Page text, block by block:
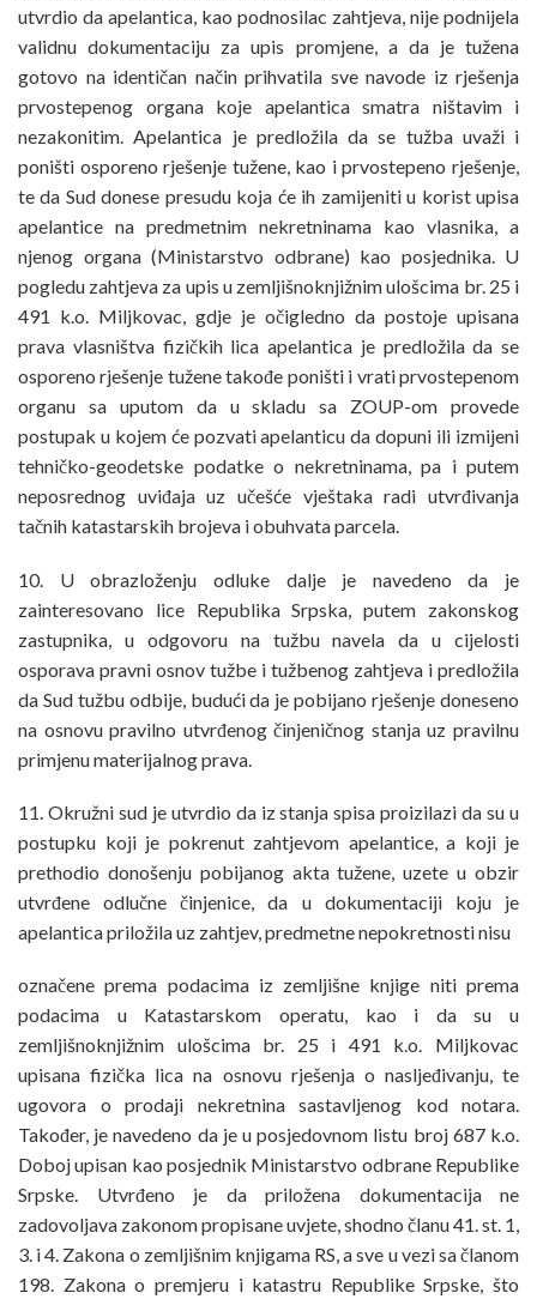
utvrdio da apelantica, kao podnosilac zahtjeva, nije podnijela
validnu dokumentaciju za upis promjene, a da je tužena
gotovo na identičan način prihvatila sve navode iz rješenja
prvostepenog organa koje apelantica smatra ništavim i
nezakonitim. Apelantica je predložila da se tužba uvaži i
poništi osporeno rješenje tužene, kao i prvostepeno rješenje,
te da Sud donese presudu koja će ih zamijeniti u korist upisa
apelantice na predmetnim nekretninama kao vlasnika, a
njenog organa (Ministarstvo odbrane) kao posjednika. U
pogledu zahtjeva za upis u zemljišnoknjižnim ulošcima br. 25 i
491 k.o. Miljkovac, gdje je očigledno da postoje upisana
prava vlasništva fizičkih lica apelantica je predložila da se
osporeno rješenje tužene takođe poništi i vrati prvostepenom
organu sa uputom da u skladu sa ZOUP-om provede
postupak u kojem će pozvati apelanticu da dopuni ili izmijeni
tehničko-geodetske podatke o nekretninama, pa i putem
neposrednog uviđaja uz učešće vještaka radi utvrđivanja
tačnih katastarskih brojeva i obuhvata parcela.
10. U obrazloženju odluke dalje je navedeno da je
zainteresovano lice Republika Srpska, putem zakonskog
zastupnika, u odgovoru na tužbu navela da u cijelosti
osporava pravni osnov tužbe i tužbenog zahtjeva i predložila
da Sud tužbu odbije, budući da je pobijano rješenje doneseno
na osnovu pravilno utvrđenog činjeničnog stanja uz pravilnu
primjenu materijalnog prava.
11. Okružni sud je utvrdio da iz stanja spisa proizilazi da su u
postupku koji je pokrenut zahtjevom apelantice, a koji je
prethodio donošenju pobijanog akta tužene, uzete u obzir
utvrđene odlučne činjenice, da u dokumentaciji koju je
apelantica priložila uz zahtjev, predmetne nepokretnosti nisu
označene prema podacima iz zemljišne knjige niti prema
podacima u Katastarskom operatu, kao i da su u
zemljišnoknjižnim ulošcima br. 25 i 491 k.o. Miljkovac
upisana fizička lica na osnovu rješenja o nasljeđivanju, te
ugovora o prodaji nekretnina sastavljenog kod notara.
Također, je navedeno da je u posjedovnom listu broj 687 k.o.
Doboj upisan kao posjednik Ministarstvo odbrane Republike
Srpske. Utvrđeno je da priložena dokumentacija ne
zadovoljava zakonom propisane uvjete, shodno članu 41. st. 1,
3. i 4. Zakona o zemljišnim knjigama RS, a sve u vezi sa članom
198. Zakona o premjeru i katastru Republike Srpske, što